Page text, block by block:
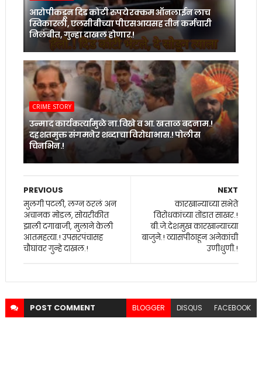
आरोपीकडून दिड कोटी रुपये रक्कम ऑनलाईन लाच
स्विकारली, एलसीबीच्या पीएसआयसह तीन कर्मचारी
निलंबीत, गुन्हा दाखल होणार.!
CRIME STORY
उन्माद कार्यकर्त्यांमुळे ना.विखे व आ. खताळ बदनाम.!
दहशतमुक्त संगमनेर शब्दाचा विरोधाभास.! पोलीस
चिनभिन.!
NEXT
कारखान्याच्या सभेते
विरोधकांच्या तोंडात साखर.!
बी.जे.देशमुख कारखान्याच्या
बाजुने.! व्यासपीठाहून अनेकांची
उणीधुणी.!
PREVIOUS
मुलगी पटली, लग्न ठरलं अन
अचानक मोडल, सोयरीकीत
झाली दगाबाजी, मुलाने केली
आतमहत्या.! उपसरपंचासह
चौघांवर गुन्हे दाखल.!
POST COMMENT BLOGGER DISQUS FACEBOOK